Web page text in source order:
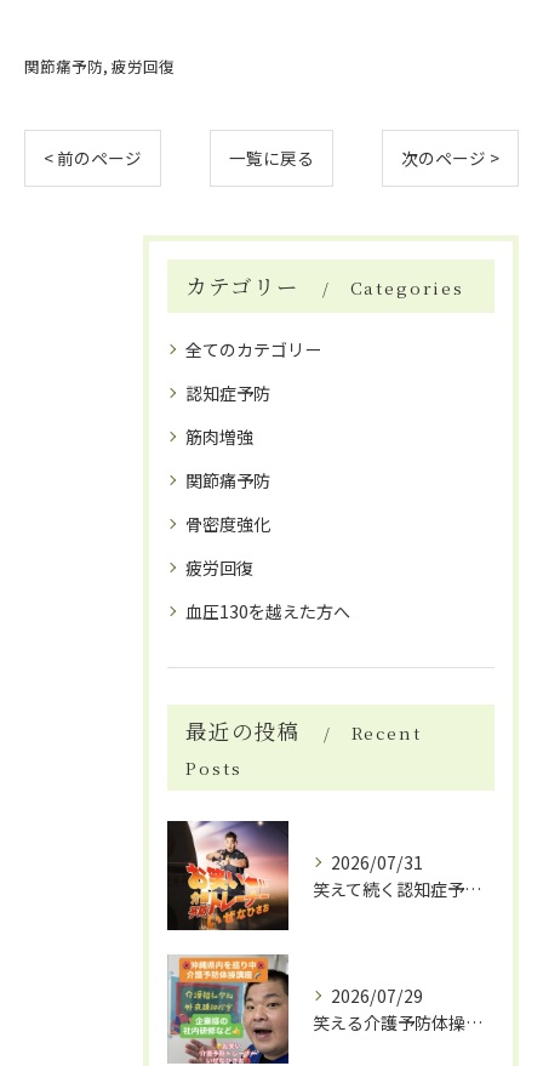
関節痛予防 疲労回復
< 前のページ 一覧に戻る 次のページ >
カテゴリー Categories
全てのカテゴリー
認知症予防
筋肉増強
関節痛予防
骨密度強化
疲労回復
血圧130を越えた方へ
最近の投稿
Recent
Posts
2026/07/31
笑えて続く認知症予防体操
2026/07/29
笑える介護予防体操で笑いと健康効果